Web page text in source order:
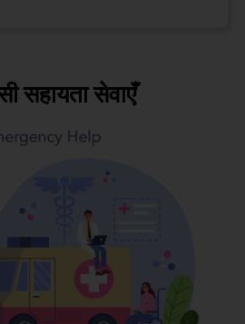
सहायता सेवाएँ